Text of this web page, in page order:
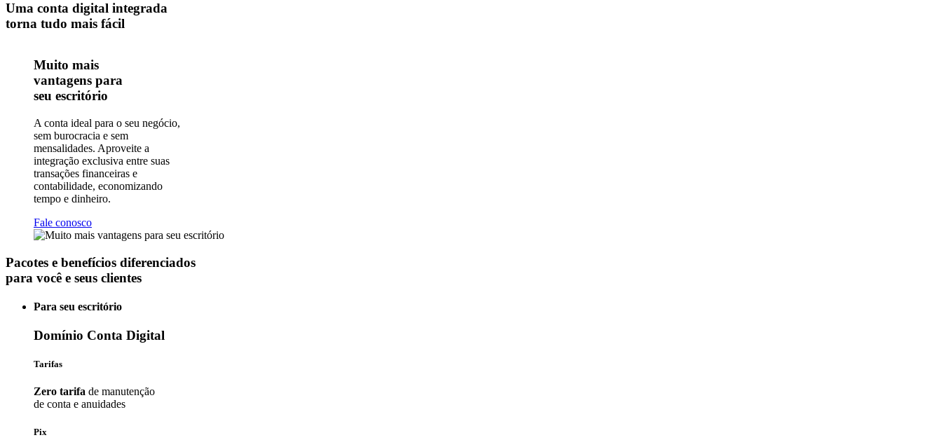
Uma conta digital integrada
torna tudo mais fácil
Muito mais
vantagens para
seu escritório
A conta ideal para o seu negócio,
sem burocracia e sem
mensalidades. Aproveite a
integração exclusiva entre suas
transações financeiras e
contabilidade, economizando
tempo e dinheiro.
Fale conosco
Pacotes e benefícios diferenciados
para você e seus clientes
Para seu escritório
Domínio Conta Digital
Tarifas
Zero tarifa de manutenção
de conta e anuidades
Pix